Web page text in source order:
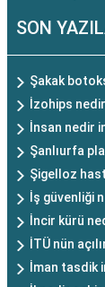
SON
Şakak
İzohips
İnsan nedir
Şanlıurfa
Şigelloz
İş güvenliği
İncir kürü
İTÜ nün
İman tasdik